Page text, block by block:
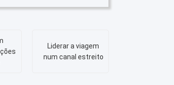
Liderar a viagem
num canal estreito